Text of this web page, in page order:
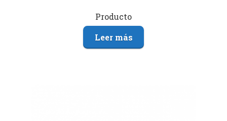
Producto
Leer más